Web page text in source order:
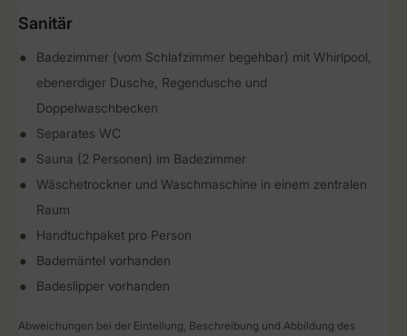
Sanitär
Badezimmer (vom Schlafzimmer begehbar) mit Whirlpool,
ebenerdiger Dusche, Regendusche und
Doppelwaschbecken
Separates WC
Sauna (2 Personen) im Badezimmer
Wäschetrockner und Waschmaschine in einem zentralen
Raum
Handtuchpaket pro Person
Bademäntel vorhanden
Badeslipper vorhanden
Abweichungen bei der Einteilung, Beschreibung und Abbildung des